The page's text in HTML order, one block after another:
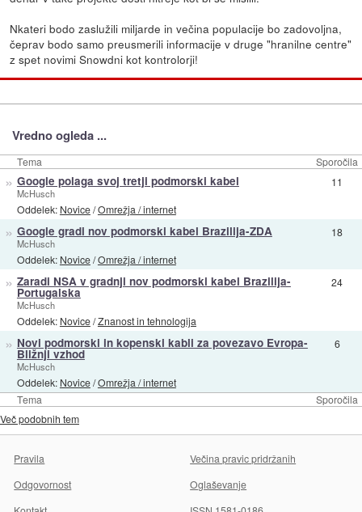
Nkateri bodo zaslužili miljarde in večina populacije bo zadovoljna,
čeprav bodo samo preusmerili informacije v druge "hranilne centre"
z spet novimi Snowdni kot kontrolorji!
Vredno ogleda ...
Tema Sporočila
Tema Sporočila
» Google polaga svoj tretji podmorski kabel
McHusch
Oddelek: Novice/Omrežja / internet
11
» Google gradi nov podmorski kabel Brazilija-ZDA
McHusch
Oddelek: Novice/Omrežja / internet
18
» Zaradi NSA v gradnji nov podmorski kabel Brazilija-
Portugalska
McHusch
Oddelek: Novice/Znanost in tehnologija
24
» Novi podmorski in kopenski kabli za povezavo Evropa-
Bližnji vzhod
McHusch
Oddelek: Novice/Omrežja / internet
6
Več podobnih tem
Pravila
Večina pravic pridržanih
Odgovornost
Oglaševanje